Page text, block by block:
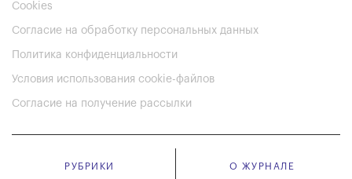
Cookies
Согласие на обработку персональных данных
Политика конфиденциальности
Условия использования cookie-файлов
Согласие на получение рассылки
РУБРИКИ О ЖУРНАЛЕ